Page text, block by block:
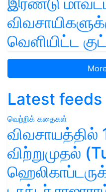
வெளியிட்ட
Latest feeds
வெற்றிக் கதைகள்
விவசாயத்தில்
விற்றுமுதல்